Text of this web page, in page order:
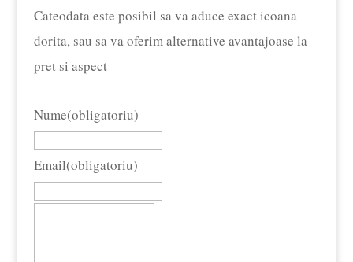
Cateodata este posibil sa va aduce exact icoana
dorita, sau sa va oferim alternative avantajoase la
pret si aspect
Nume(obligatoriu)
Email(obligatoriu)